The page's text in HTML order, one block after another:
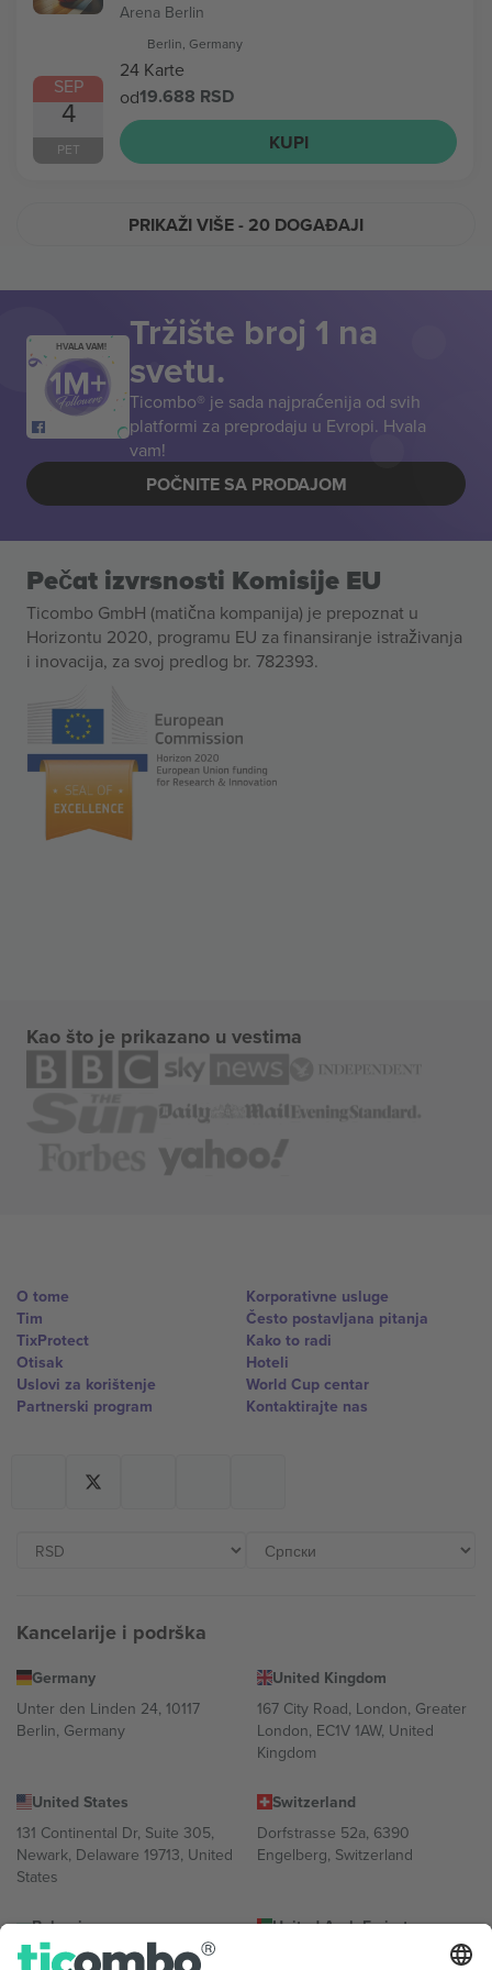
SEP
4
PET
Arena Berlin
Berlin, Germany
24 Karte
od19.688 RSD
KUPI
PRIKAŽI VIŠE- 20 DOGAĐAJI
HVALA VAM! Tržište broj 1 na
svetu.
Ticombo® je sada najpraćenija od svih
platformi za preprodaju u Evropi. Hvala
vam!
POČNITE SA PRODAJOM
Pečat izvrsnosti Komisije EU
Ticombo GmbH (matična kompanija) je prepoznat u
Horizontu 2020, programu EU za finansiranje istraživanja
i inovacija, za svoj predlog br. 782393.
Kao što je prikazano u vestima
O tome
Tim
TixProtect
Otisak
Uslovi za korištenje
Partnerski program
Korporativne usluge
Često postavljana pitanja
Kako to radi
Hoteli
World Cup centar
Kontaktirajte nas
Kancelarije i podrška
Germany
Unter den Linden 24, 10117
Berlin, Germany
United Kingdom
167 City Road, London, Greater
London, EC1V 1AW, United
Kingdom
United States
131 Continental Dr, Suite 305,
Newark, Delaware 19713, United
States
Switzerland
Dorfstrasse 52a, 6390
Engelberg, Switzerland
Bulgaria
Regus Sofia City West, bul
United Arab Emirates
UAE Dubai Silicon Oasis, DDP